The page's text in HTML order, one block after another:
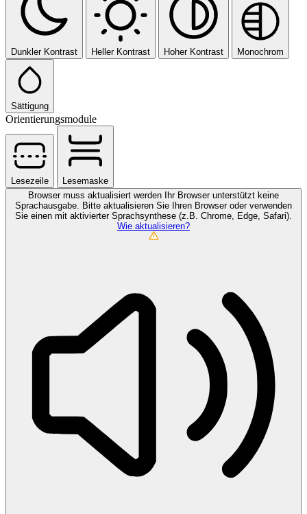
Dunkler Kontrast Heller Kontrast Hoher Kontrast Monochrom
Sättigung
Orientierungsmodule
Lesezeile
Lesemaske
Browser muss aktualisiert werden
Ihr Browser unterstützt keine
Sprachausgabe. Bitte aktualisieren Sie Ihren Browser oder verwenden
Sie einen mit aktivierter Sprachsynthese (z.B. Chrome, Edge, Safari).
Wie aktualisieren?